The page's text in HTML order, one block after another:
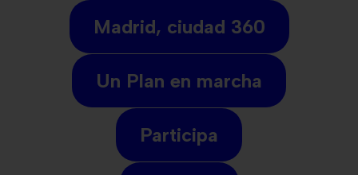
Madrid, ciudad 360
Un Plan en marcha
Participa